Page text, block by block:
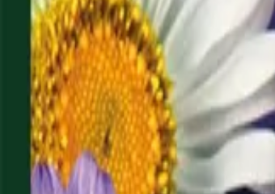
Reconnect to nature
För återförsäljareOm Nelson Garden